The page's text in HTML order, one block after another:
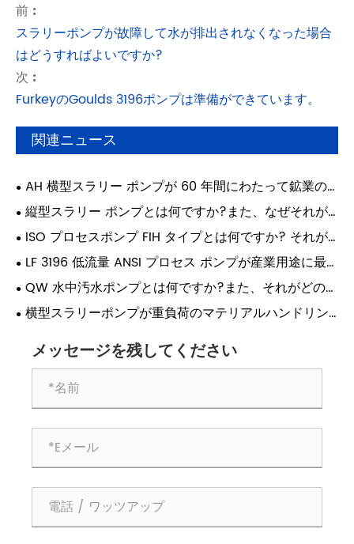
前 :
スラリーポンプが故障して水が排出されなくなった場合
はどうすればよいですか?
次 :
FurkeyのGoulds 3196ポンプは準備ができています。
関連ニュース
AH 横型スラリー ポンプが 60 年間にわたって鉱業の
主力製品であり続けているのはなぜですか?
縦型スラリー ポンプとは何ですか?また、なぜそれが
過酷な用途に不可欠なのでしょうか?
ISO プロセスポンプ FIH タイプとは何ですか? それが
なぜ重要ですか?
LF 31​​96 低流量 ANSI プロセス ポンプが産業用途に最
適な理由は何ですか?
QW 水中汚水ポンプとは何ですか?また、それがどのよ
うに廃水管理を改善しますか?
横型スラリーポンプが重負荷のマテリアルハンドリン
メッセージを残してください